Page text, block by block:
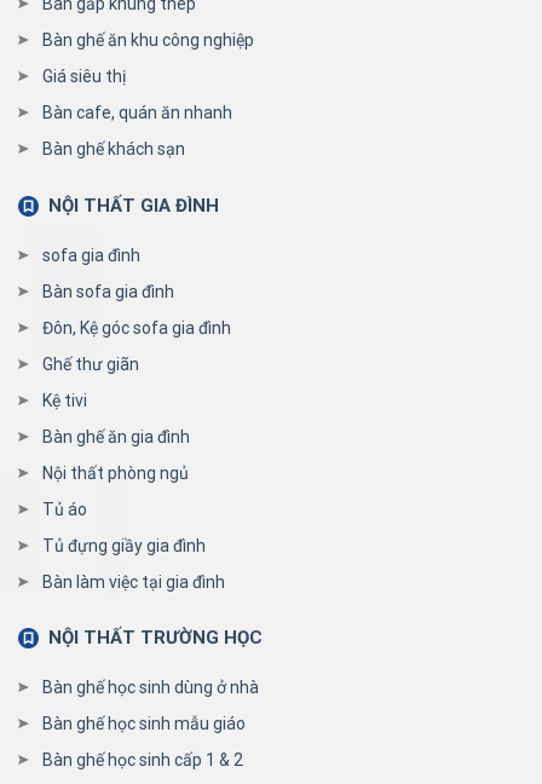
Bàn ghế ăn khu công nghiệp
Giá siêu thị
Bàn cafe, quán ăn nhanh
Bàn ghế khách sạn
NỘI THẤT GIA ĐÌNH
sofa gia đình
Bàn sofa gia đình
Đôn, Kệ góc sofa gia đình
Ghế thư giãn
Kệ tivi
Bàn ghế ăn gia đình
Nội thất phòng ngủ
Tủ áo
Tủ đựng giầy gia đình
Bàn làm việc tại gia đình
NỘI THẤT TRƯỜNG HỌC
Bàn ghế học sinh dùng ở nhà
Bàn ghế học sinh mẫu giáo
Bàn ghế học sinh cấp 1 & 2